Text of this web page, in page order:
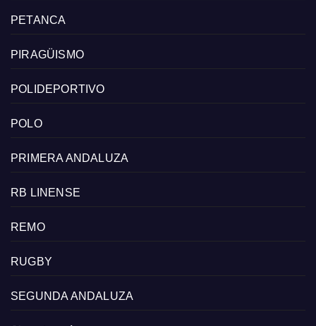
PETANCA
PIRAGÜISMO
POLIDEPORTIVO
POLO
PRIMERA ANDALUZA
RB LINENSE
REMO
RUGBY
SEGUNDA ANDALUZA